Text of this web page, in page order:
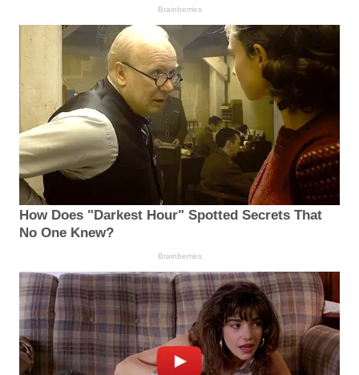
Brainberries
How Does "Darkest Hour" Spotted Secrets That
No One Knew?
Brainberries